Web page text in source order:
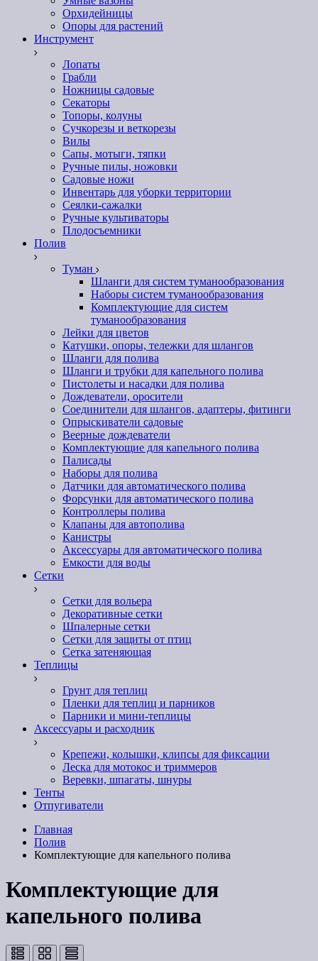
Орхидейницы
Опоры для растений
Инструмент
Лопаты
Грабли
Ножницы садовые
Секаторы
Топоры, колуны
Сучкорезы и веткорезы
Вилы
Сапы, мотыги, тяпки
Ручные пилы, ножовки
Садовые ножи
Инвентарь для уборки территории
Сеялки-сажалки
Ручные культиваторы
Плодосъемники
Полив
Туман
Шланги для систем туманообразования
Наборы систем туманообразования
Комплектующие для систем
туманообразования
Лейки для цветов
Катушки, опоры, тележки для шлангов
Шланги для полива
Шланги и трубки для капельного полива
Пистолеты и насадки для полива
Дождеватели, оросители
Соединители для шлангов, адаптеры, фитинги
Опрыскиватели садовые
Веерные дождеватели
Комплектующие для капельного полива
Палисады
Наборы для полива
Датчики для автоматического полива
Форсунки для автоматического полива
Контроллеры полива
Клапаны для автополива
Канистры
Аксессуары для автоматического полива
Емкости для воды
Сетки
Сетки для вольера
Декоративные сетки
Шпалерные сетки
Сетки для защиты от птиц
Сетка затеняющая
Теплицы
Грунт для теплиц
Пленки для теплиц и парников
Парники и мини-теплицы
Аксессуары и расходник
Крепежи, колышки, клипсы для фиксации
Леска для мотокос и триммеров
Веревки, шпагаты, шнуры
Тенты
Отпугиватели
Главная
Полив
Комплектующие для капельного полива
Комплектующие для
капельного полива